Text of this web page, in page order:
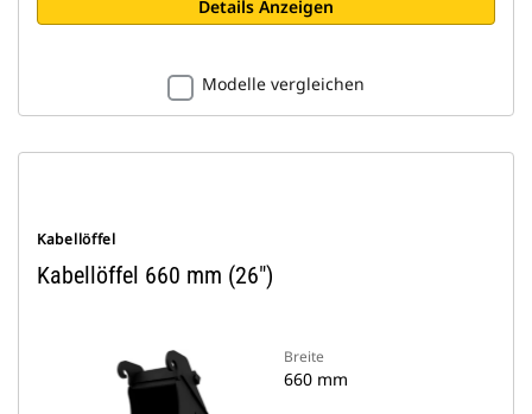
Details Anzeigen
Modelle vergleichen
Kabellöffel
Kabellöffel 660 mm (26")
Breite
660 mm